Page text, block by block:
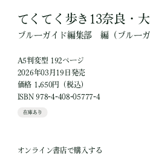
てくてく歩き13奈良・
ブルーガイド編集部 編（ブルー
A5判変型 192ページ
2026年03月19日発売
価格 1,650円（税込）
ISBN 978-4-408-05777-4
在庫あり
オンライン書店で購入する